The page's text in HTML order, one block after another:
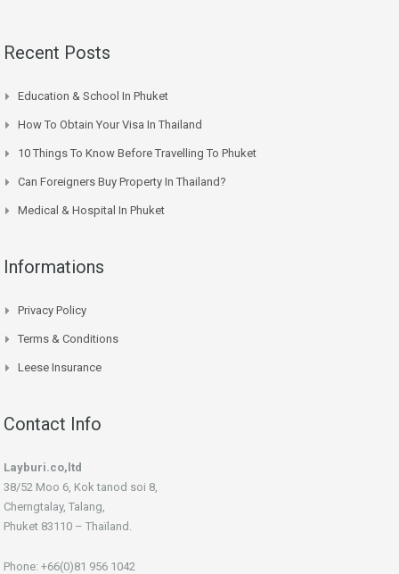
Recent Posts
Education & School In Phuket
How To Obtain Your Visa In Thailand
10 Things To Know Before Travelling To Phuket
Can Foreigners Buy Property In Thailand?
Medical & Hospital In Phuket
Informations
Privacy Policy
Terms & Conditions
Leese Insurance
Contact Info
Layburi.co,ltd
38/52 Moo 6, Kok tanod soi 8,
Cherngtalay, Talang,
Phuket 83110 – Thaïland.
Phone: +66(0)81 956 1042